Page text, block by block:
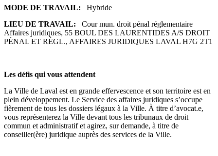
MODE DE TRAVAIL: Hybride
LIEU DE TRAVAIL: Cour mun. droit pénal réglementaire
Affaires juridiques, 55 BOUL DES LAURENTIDES A/S DROIT
PÉNAL ET RÉGL., AFFAIRES JURIDIQUES LAVAL H7G 2T1
Les défis qui vous attendent
La Ville de Laval est en grande effervescence et son territoire est en
plein développement. Le Service des affaires juridiques s’occupe
fièrement de tous les dossiers légaux à la Ville. À titre d’avocat.e,
vous représenterez la Ville devant tous les tribunaux de droit
commun et administratif et agirez, sur demande, à titre de
conseiller(ère) juridique auprès des services de la Ville.